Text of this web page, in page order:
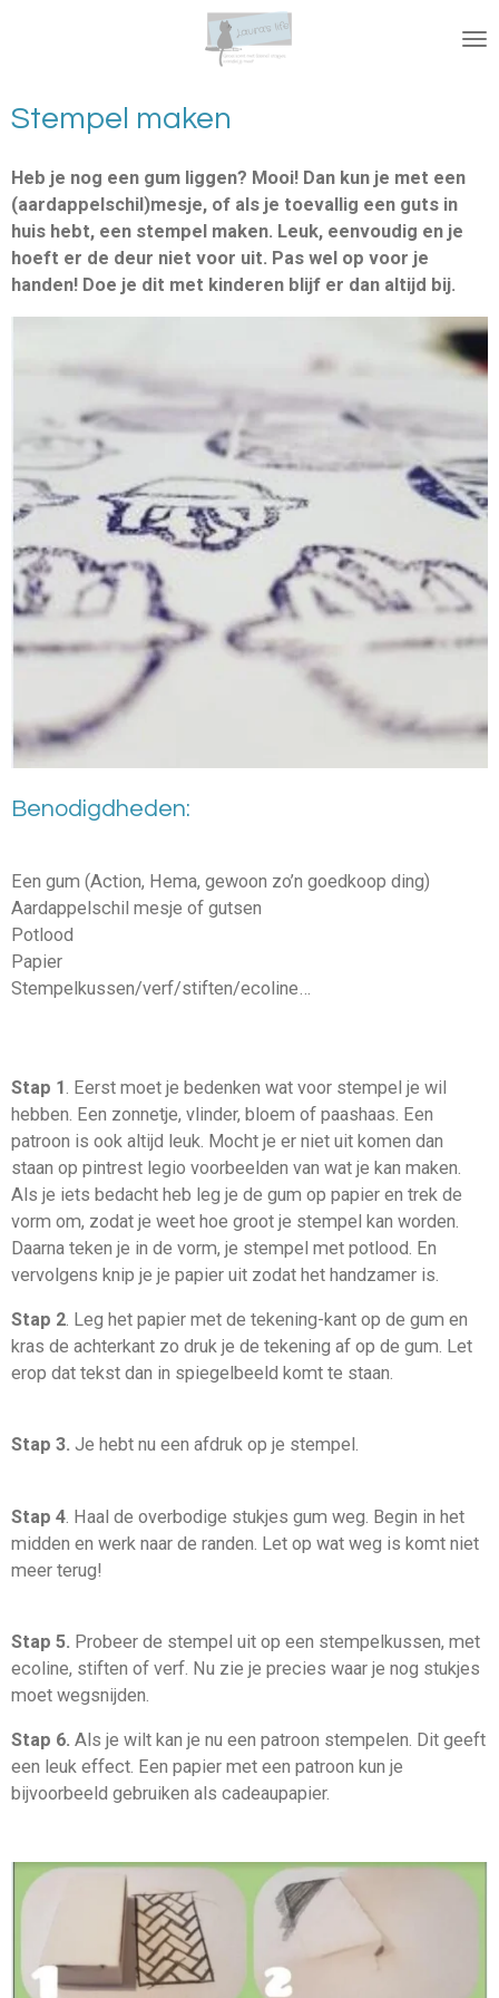
de
hoofdinhoud
Stempel maken
Heb je nog een gum liggen? Mooi! Dan kun je met een
(aardappelschil)mesje, of als je toevallig een guts in
huis hebt, een stempel maken. Leuk, eenvoudig en je
hoeft er de deur niet voor uit. Pas wel op voor je
handen! Doe je dit met kinderen blijf er dan altijd bij.
Benodigdheden:
Een gum (Action, Hema, gewoon zo’n goedkoop ding)
Aardappelschil mesje of gutsen
Potlood
Papier
Stempelkussen/verf/stiften/ecoline…
Stap 1 . Eerst moet je bedenken wat voor stempel je wil
hebben. Een zonnetje, vlinder, bloem of paashaas. Een
patroon is ook altijd leuk. Mocht je er niet uit komen dan
staan op pintrest legio voorbeelden van wat je kan maken.
Als je iets bedacht heb leg je de gum op papier en trek de
vorm om, zodat je weet hoe groot je stempel kan worden.
Daarna teken je in de vorm, je stempel met potlood. En
vervolgens knip je je papier uit zodat het handzamer is.
Stap 2. Leg het papier met de tekening-kant op de gum en
kras de achterkant zo druk je de tekening af op de gum. Let
erop dat tekst dan in spiegelbeeld komt te staan.
Stap 3. Je hebt nu een afdruk op je stempel.
Stap 4 . Haal de overbodige stukjes gum weg. Begin in het
midden en werk naar de randen. Let op wat weg is komt niet
meer terug!
Stap 5. Probeer de stempel uit op een stempelkussen, met
ecoline, stiften of verf. Nu zie je precies waar je nog stukjes
moet wegsnijden.
Stap 6. Als je wilt kan je nu een patroon stempelen. Dit geeft
een leuk effect. Een papier met een patroon kun je
bijvoorbeeld gebruiken als cadeaupapier.